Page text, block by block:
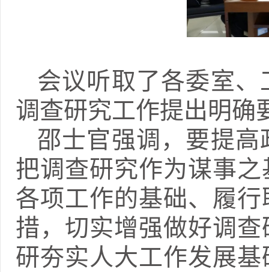
会议听取了各委室
调查研究工作提出明确
邵士官强调，要提
把调查研究作为谋事
各项工作的基础、履
措，切实增强做好调
研夯实人大工作发展